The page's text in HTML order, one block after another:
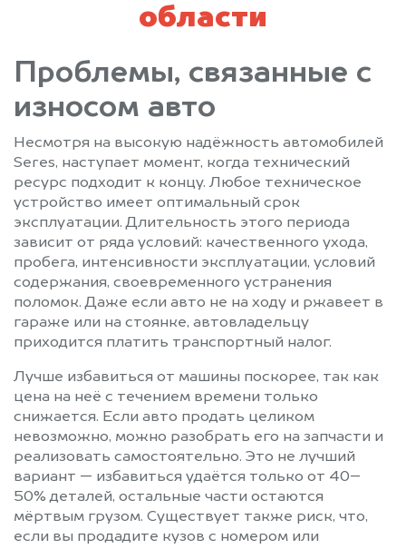
области
Проблемы, связанные с
износом авто
Несмотря на высокую надёжность автомобилей
Seres, наступает момент, когда технический
ресурс подходит к концу. Любое техническое
устройство имеет оптимальный срок
эксплуатации. Длительность этого периода
зависит от ряда условий: качественного ухода,
пробега, интенсивности эксплуатации, условий
содержания, своевременного устранения
поломок. Даже если авто не на ходу и ржавеет в
гараже или на стоянке, автовладельцу
приходится платить транспортный налог.
Лучше избавиться от машины поскорее, так как
цена на неё с течением времени только
снижается. Если авто продать целиком
невозможно, можно разобрать его на запчасти и
реализовать самостоятельно. Это не лучший
вариант — избавиться удаётся только от 40–
50% деталей, остальные части остаются
мёртвым грузом. Существует также риск, что,
если вы продадите кузов с номером или